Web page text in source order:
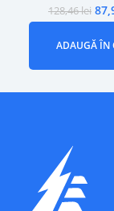
128,46lei
ADAUGĂ ÎN